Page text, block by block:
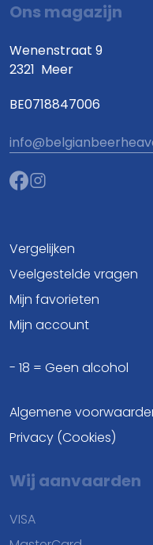
Ons magazijn
Wenenstraat 9
2321 Meer
BE0718847006
Vergelijken
Veelgestelde vragen
Mijn favorieten
Mijn account
- 18 = Geen alcohol
Algemene
Privacy (Cookies)
Wij aanvaarden
VISA